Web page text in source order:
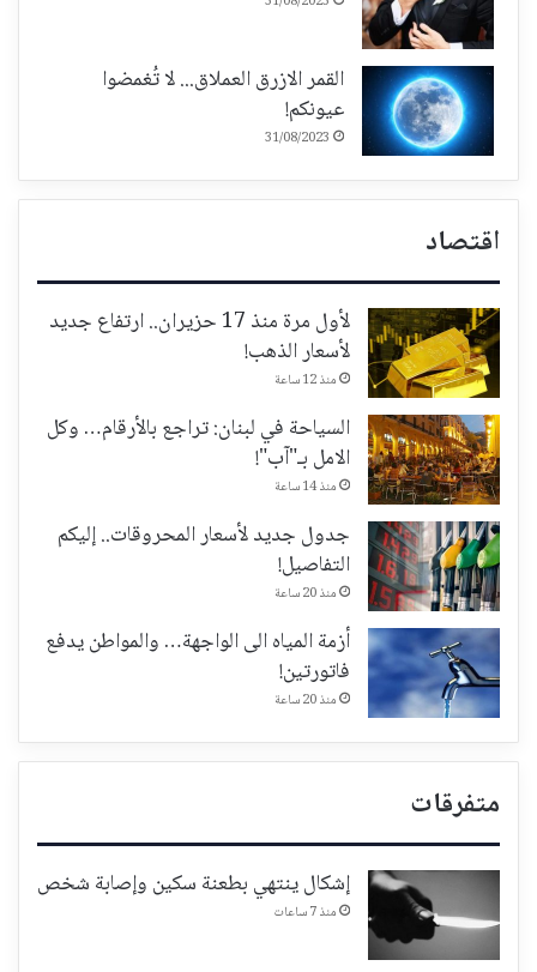
القمر الازرق العملاق... لا تُغمضوا
عيونكم!
31/08/2023
اقتصاد
لأول مرة منذ 17 حزيران.. ارتفاع جديد
لأسعار الذهب!
منذ 12 ساعة
السياحة في لبنان: تراجع بالأرقام… وكل
الامل بـ"آب"!
منذ 14 ساعة
جدول جديد لأسعار المحروقات.. إليكم
التفاصيل!
منذ 20 ساعة
أزمة المياه الى الواجهة… والمواطن يدفع
فاتورتين!
منذ 20 ساعة
متفرقات
إشكال ينتهي بطعنة سكين وإصابة شخص
منذ 7 ساعات